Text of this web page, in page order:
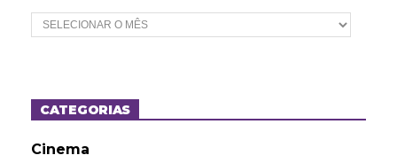
A
r
o
sCATEGORIAS
Cinema